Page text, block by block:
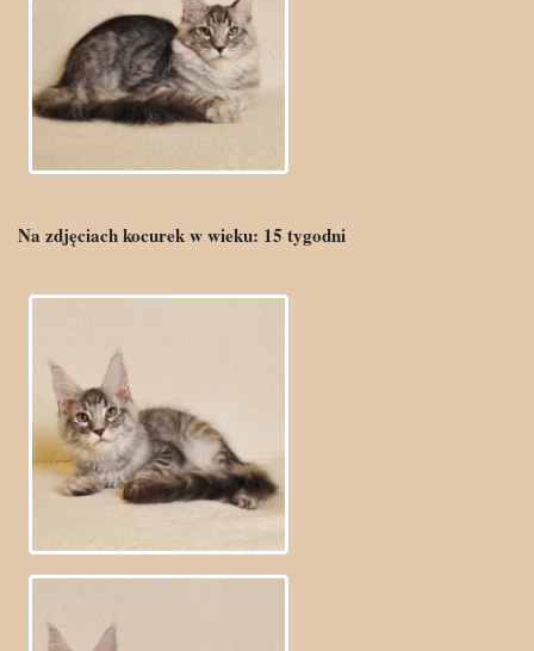
Na zdjęciach kocurek w wieku: 15 tygodni